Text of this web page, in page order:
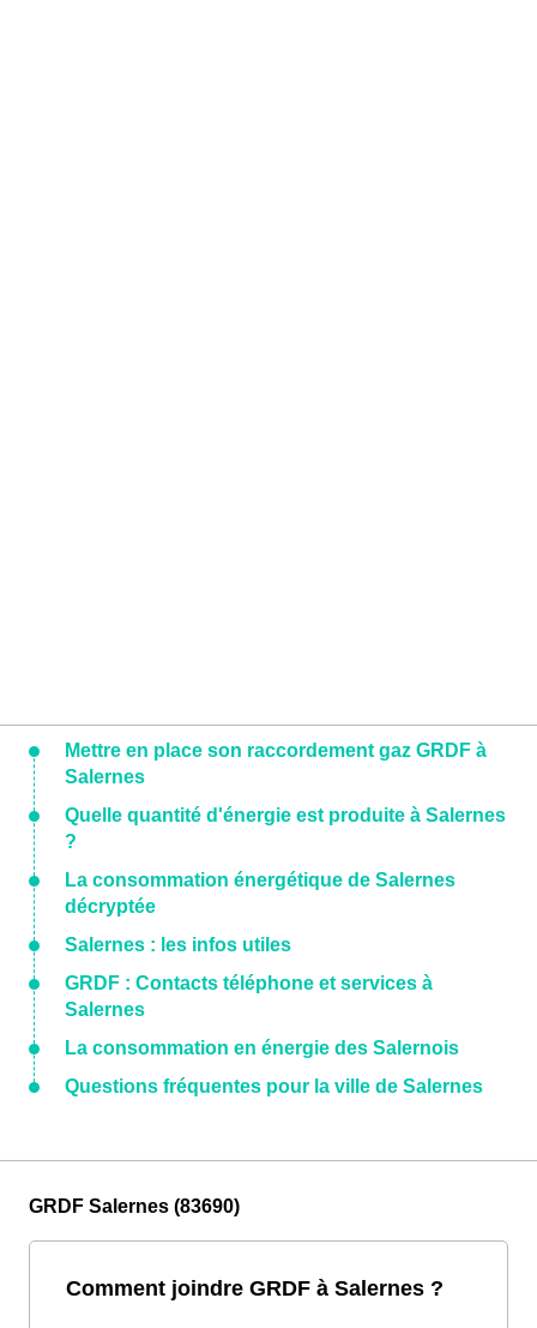
Mettre en place son raccordement gaz GRDF à
Salernes
Quelle quantité d'énergie est produite à Salernes
?
La consommation énergétique de Salernes
décryptée
Salernes : les infos utiles
GRDF : Contacts téléphone et services à
Salernes
La consommation en énergie des Salernois
Questions fréquentes pour la ville de Salernes
GRDF Salernes (83690)
Comment joindre GRDF à Salernes ?